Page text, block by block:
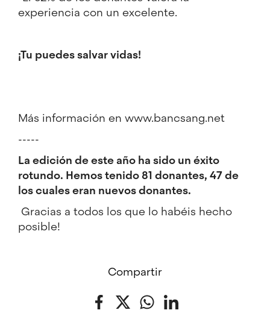
experiencia con un excelente.
¡Tu puedes salvar vidas!
Más información en www.bancsang.net
-----
La edición de este año ha sido un éxito
rotundo. Hemos tenido 81 donantes, 47 de
los cuales eran nuevos donantes.
Gracias a todos los que lo habéis hecho
posible!
Compartir
Facebook
Twitter WhatsApp